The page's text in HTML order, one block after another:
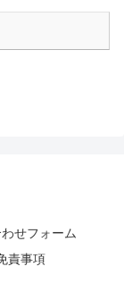
せフォーム
責事項